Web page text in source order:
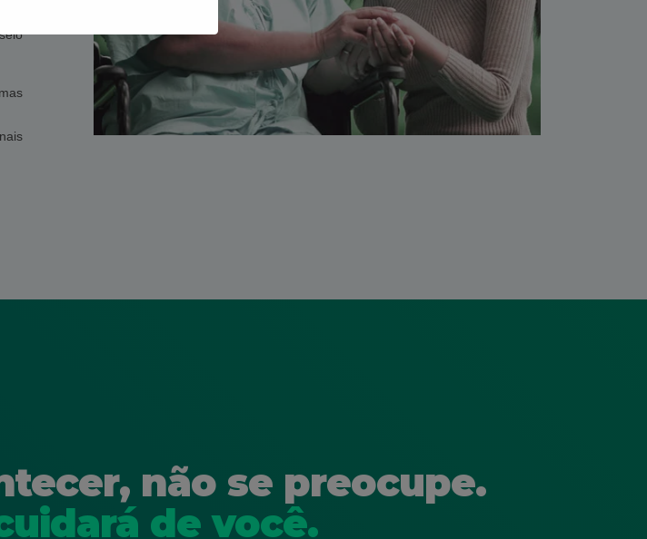
não se preocupe.
de você.